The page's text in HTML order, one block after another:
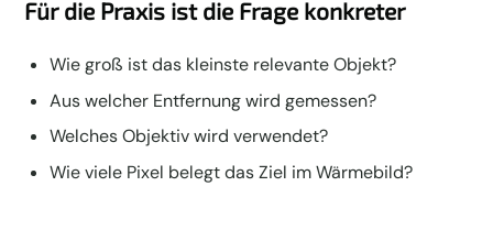
Für die Praxis ist die Frage konkreter
Wie groß ist das kleinste relevante Objekt?
Aus welcher Entfernung wird gemessen?
Welches Objektiv wird verwendet?
Wie viele Pixel belegt das Ziel im Wärmebild?